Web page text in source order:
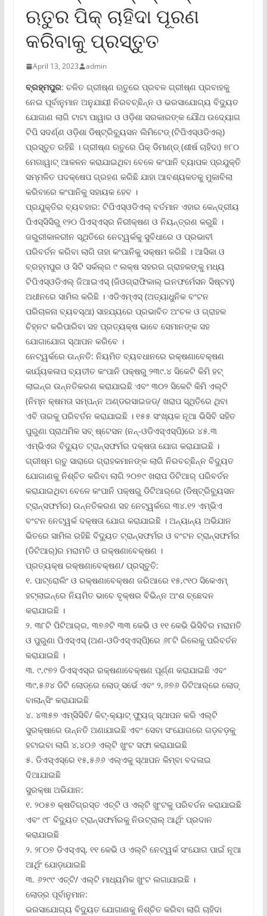
ଋତୁର ପିକ୍ ଚାହିଦା ପୂରଣ
କରିବାକୁ ପ୍ରସ୍ତୁତ
April 13, 2023 admin
ବ୍ରହ୍ମପୁର: ଚଳିତ ଗ୍ରୀଷ୍ଣ ଋତୁରେ ପ୍ରବଳ ଗ୍ରୀଷ୍ଣ ପ୍ରବାହକୁ
ନେଇ ପୂର୍ବାନୁମାନ ଅନୁଯାୟୀ ନିରବଚ୍ଛିନ୍ନ ଓ ଭରସାଯୋଗ୍ୟ ବିଦ୍ୟୁତ
ଯୋଗାଣ ଲାଗି ଟାଟା ପାୱାର ଓ ଓଡ଼ିଶା ସରକାରଙ୍କ ଯୌଥ ଉଦ୍ୟୋଗ
ଟିପି ସଦର୍ଣ୍ଣ ଓଡ଼ିଶା ଡିଷ୍ଟ୍ରିବ୍ୟୁସନ ଲିମିଟେଡ୍ (ଟିପିଏସ୍‌ଓଡିଏଲ୍‌)
ପ୍ରସ୍ତୁତ ରହିଛି । ଗ୍ରୀଷ୍ଣ ଋତୁରେ ପିକ୍ ଡିମାଣ୍ଡ୍ (ଶୀର୍ଷ ଚାହିଦା) ୭୮୦
ମେଗାୱାଟ୍ ଆକଳନ କରାଯାଇଥିବା ବେଳେ କଂପାନି ବ୍ୟାପକ ପ୍ରଯୁକ୍ତି
ସମ୍ମଳିତ ପଦକ୍ଷେପ ଗ୍ରହଣ କରିଛି ଯାହା ଆବଶ୍ୟକତକୁ ମୁକାବିଲା
କରିବାରେ କଂପାନିକୁ ସହାୟକ ହେବ ।
ପ୍ରଯୁକ୍ତିର ବ୍ୟବହାର: ଟିପିଏସ୍‌ଓଡିଏଲ୍ ବର୍ତମାନ ଏହାର କେନ୍ଦ୍ରୀୟ
ପିଏସ୍‌ସିସିରୁ ୧୨୦ ପିଏସ୍‌ଏସ୍‌ର ନିରୀକ୍ଷଣ ଓ ନିୟନ୍ତ୍ରଣ କରୁଛି ।
ଜରୁରୀକାଳରୀନ ସ୍ଥିତିରେ ନେଟ୍‌ୱର୍କକୁ ସୁବିଧାରେ ଓ ପ୍ରଭାବୀ
ପରିବର୍ତନ କରିବା ଲାଗି ତାହା କଂପାନିକୁ ସକ୍ଷମ କରିଛି । ଆସିକା ଓ
ବ୍ରହ୍ମପୁର ଓ ସିଟି ସର୍କଲ୍‌ର ୯ ଲକ୍ଷ ସହରର ଗ୍ରାହକଙ୍କୁ ମଧ୍ୟ
ଟିପିଏସ୍‌ଓଡିଏଲ୍ ଜିଆଇଏସ୍ (ଜିଓଗ୍ରାଫିକାଲ୍ ଇନଫର୍ମେସନ ସିଷ୍ଟମ୍‌)
ଅଧୀନରେ ସାମିଲ କରିଛି । ଏଡିଏମ୍‌ଏସ୍ (ଅତ୍ୟାଧୁନିକ ବଂଟନ
ପରିଚାଳନା ବ୍ୟବସ୍ଥା) ସାହଯ୍ୟରେ ପ୍ରଭାବିତ ଅଂଚଳ ଓ ଗ୍ରାହକ
ଚିହ୍ନଟ କରିପାରିବା ସହ ପ୍ରତ୍ୟକ୍ଷ ଭାବେ ସେମାନଙ୍କ ସହ
ଯୋଗାଯୋଗ ସ୍ଥାପନ କରିବେ ।
ନେଟ୍‌ୱର୍କରେ ଉନ୍ନତି: ନିୟମିତ ବ୍ୟବଧାନରେ ରକ୍ଷଣାବେକ୍ଷଣ
କାର୍ଯ୍ୟକଳାପ ବ୍ୟତୀତ କଂପାନି ପକ୍ଷରୁ ୨୩୯.୪ ସିକେଟି କିମି ହଟ୍
ଲାଇନ୍‌ର ଉନ୍ନତିକରଣ କରାଯାଇଛି ଏବଂ ୩୦୨ ସିକେଟି କିମି ଏଲ୍‌ଟି
(ନିମ୍ନ କ୍ଷମତା ସମ୍ପନ୍ନ ଅଣ୍ଡରସାଇଜଡ୍‌/ ଖରାପ ସ୍ଥିତିରେ ଥିବା
ଏବି ତାରକୁ ପରିବର୍ତନ କରାଯାଇଛି । ୧୫୫ ସଂଖ୍ୟକ ନୂଆ ଭିସିବି ସହିତ
ପୁରୁଣା ପ୍ରାଥମିକ ସବ୍ ଷ୍ଟେସନ (ନନ୍‌-ଓଡିଏସ୍‌ଏସ୍‌ପି)ରେ ୪୫.୩
ଏମ୍‌ଭିଏର ବିଦ୍ୟୁତ ଟ୍ରାନ୍ସଫର୍ମର ଦକ୍ଷତା ଯୋଗ କରାଯାଇଛି ।
ଗ୍ରୀଷ୍ମ ଋତୁ ସାରାରେ ଗ୍ରାହକମାନଙ୍କ ଲାଗି ନିରବଚ୍ଛିନ୍ନ ବିଦ୍ୟୁତ
ଯୋଗାଣକୁ ନିଶ୍ଚିତ କରିବା ଲାଗି ୨୦୭୯ ଖରାପ ଡିଟିଆର୍ ପରିବର୍ତନ
କରାଯାଇଥିବା ବେଳେ କଂପାନି ପକ୍ଷରୁ ଡିଟିଆର୍‌ରେ (ଡିଷ୍ଟ୍ରିବ୍ୟୁସନ
ଟ୍ରାନ୍ସଫର୍ମର) ଉନ୍ନତିକରଣ ସହ ନେଟ୍‌ୱର୍କରେ ୩୪.୧୨ ଏମ୍‌ଭିଏ
ବଂଟନ ନେଟ୍‌ୱର୍କ ଦକ୍ଷତା ଯୋଗ କରାଯାଇଛି । ଅନ୍ୟାନ୍ୟ ଅଭିଯାନ
ଭିତରେ ସାମିଲ ରହିଛି ବିଦ୍ୟୁତ ଟ୍ରାନ୍ସଫର୍ମର ଓ ବଂଟନ ଟ୍ରାନ୍ସଫର୍ମର
(ଡିଟିଆର୍‌)ର ମରାମତି ଓ ରକ୍ଷଣାବେକ୍ଷଣ ।
ପ୍ରତ୍ୟକ୍ଷ ରକ୍ଷଣାବେକ୍ଷଣ/ ପ୍ରସ୍ତୁତି:
୧. ପାଟ୍ରୋଲିଂ ଓ ରକ୍ଷଣାବେକ୍ଷଣ ଜରିଆରେ ୧୫,୯୧୦ ସିକେଏମ୍
ହଟ୍‌ଲାଇନ୍‌ରେ ନିୟମିତ ଭାବେ ବୃକ୍ଷର ବିଭିନ୍ନ ଅଂଶ ଚ୍ଛେଦନ
କରାଯାଇଛି ।
୨. ୩୮ଟି ପିଟିଆର୍‌ର, ୩୭୬ଟି ୩୩ କେଭି ଓ ୧୧ କେଭି ଭିସିବିର ମରାମତି
ଓ ପୁରୁଣା ପିଏସ୍‌ଏସ୍ (ଅଣ-ଓଡିଏସ୍‌ଏସ୍‌ପି)ରେ ୬୮ଟି ରିଲେକୁ ପରିବର୍ତନ
କରାଯାଇଛି ।
୩. ୯,୯୭୨ ଡିଏସ୍‌ଏସ୍‌ର ରକ୍ଷଣାବେକ୍ଷଣ ପୂର୍ଣ୍ଣ କରାଯାଇଛି ଏବଂ
୩୯,୫୬୪ ଡିଟି ଲୋଡ୍‌ରେ ଲୋଡ୍ ସର୍ଭେ ଏବଂ ୨,୬୭୬ ଡିଟିଆର୍‌ରେ ଲୋଡ୍
ବାଲାନ୍‌ସିଂ କରାଯାଇଛି
୪. ୪୩୫୭ ଏମ୍‌ସିସିବି/ କିଟ୍‌-କ୍ୟାଟ୍ ଫ୍ୟୁଜ୍ ସ୍ଥାପନ କରି ଏଲ୍‌ଟି
ସୁରକ୍ଷାରେ ଉନ୍ନତି ଅଣାଯାଇଛି ଏବଂ ସେବା ସଂଯୋଗରେ ଗଡ଼ବଡ଼କୁ
ହଟାଇବା ଲାଗି ୪,୪୦୬ ଏଲ୍‌ଟି ଖୁଂଟ ସଫା କରାଯାଇଛି
୫. ଡିଏସ୍‌ଏସ୍‌ରେ ୧୫,୫୬୬ ଏଲ୍‌ଏକୁ ସ୍ଥାପନ କିମ୍ବା ବଦଳାଇ
ଦିଆଯାଇଛି
ସୁରକ୍ଷା ଅଭିଯାନ:
୧. ୨୦୫୭ କ୍ଷତିଗ୍ରସ୍ତ ଏଚ୍‌ଟି ଓ ଏଲ୍‌ଟି ଖୁଂଟକୁ ପରିବର୍ତନ କରାଯାଇଛି
ଏବଂ ୯୮ ବିଦ୍ୟୁତ ଟ୍ରାନ୍ସଫର୍ମରକୁ ନିଉଟ୍ରାଲ୍ ଆର୍ଥିଂ ପ୍ରଦାନ
କରାଯାଇଛି
୨. ୨୮୦୭ ଡିଏସ୍‌ଏସ୍‌, ୧୧ କେଭି ଓ ଏଲ୍‌ଟି ନେଟ୍‌ୱର୍କ ସଂଯୋଗ ପାଇଁ ନୂଆ
ଆର୍ଥିଂ ଯୋଡ଼ାଯାଇଛି
୩. ୬୨୯୯ ଏଚ୍‌ଟି/ ଏଲ୍‌ଟି ମାଧ୍ୟମିକ ଖୁଂଟ ଲଗାଯାଇଛି ।
ଲୋଡ୍‌ର ପୂର୍ବାନୁମାନ:
ଭରସାଯୋଗ୍ୟ ବିଦ୍ୟୁତ ଯୋଗାଣକୁ ନିଶ୍ଚିତ କରିବା ଲାଗି ଚାହିଦା